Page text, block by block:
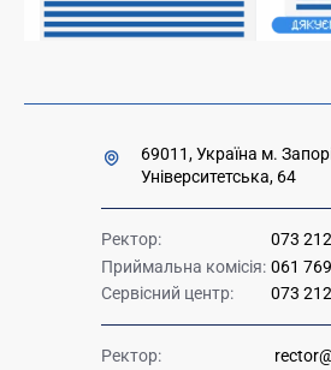
69011, Україна м.
Університетська, 64
Ректор:
073
Приймальна комісія: 061
Сервісний центр:
073
Ректор: